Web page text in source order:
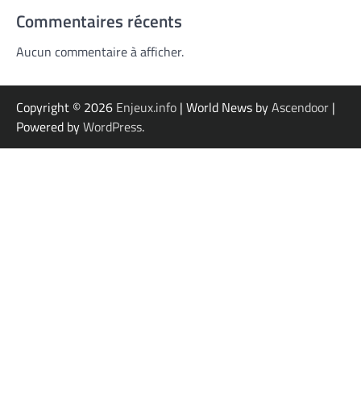
Commentaires récents
Aucun commentaire à afficher.
Copyright © 2026 Enjeux.info | World News byAscendoor |
Powered byWordPress.